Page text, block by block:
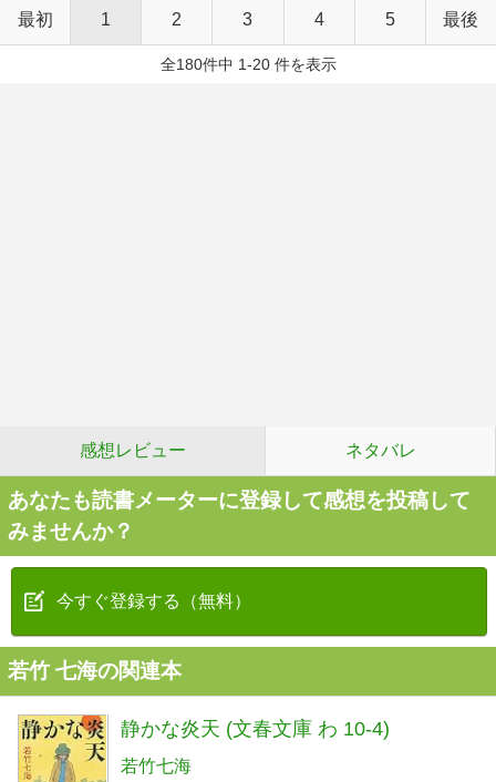
最初 1 2 3 4 5 最後
全180件中 1-20 件を表示
感想レビュー ネタバレ
あなたも読書メーターに登録して感想を投稿して
みませんか？
今すぐ登録する（無料）
若竹 七海の関連本
静かな炎天 (文春文庫 わ 10-4)
若竹七海